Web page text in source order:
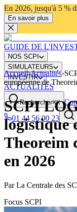
En 2026, jusqu'à 5 %
En savoir plus
GUIDE DE
NOS SCPI
SIMULATEURS
INVESTIR
ACTUALITÉS
Rechercher⌘K
01 44 56 00 23
Accueil›Actualités›
européenne de
SCPI
logistique
Theoreim
en 2026
Par La Centrale des
Focus SCPI